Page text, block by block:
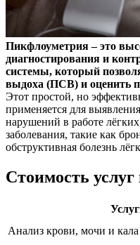
Пикфлоуметрия – это
диагностирования и
системы, который
выдоха (ПСВ) и оценить
Этот простой, но
применяется для
нарушений в работе
заболевания, такие как
обструктивная болезнь
Стоимость услуг
Анализ крови, мочи и